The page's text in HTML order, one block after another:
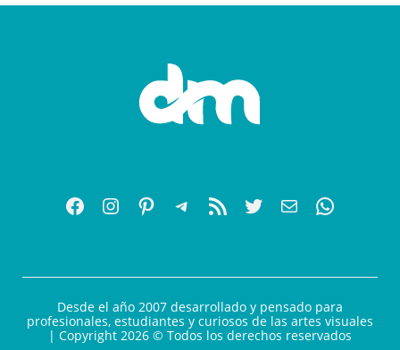
Desde el año 2007 desarrollado y pensado para
profesionales, estudiantes y curiosos de las artes visuales
| Copyright 2026 © Todos los derechos reservados